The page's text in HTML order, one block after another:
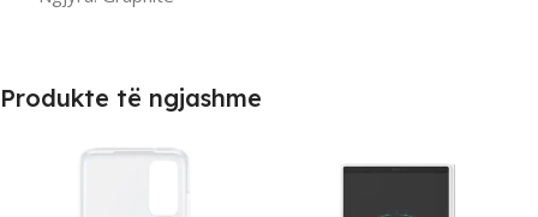
Produkte të ngjashme